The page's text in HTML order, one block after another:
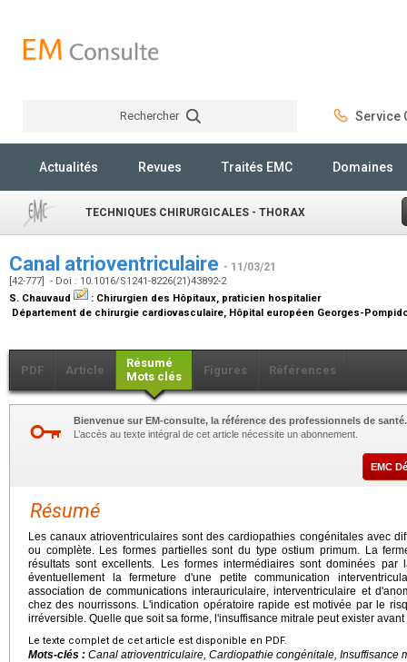
Rechercher Service
Actualités Revues Traités EMC Domaines
TECHNIQUES CHIRURGICALES - THORAX
Canal atrioventriculaire - 11/03/21
[42-777] - Doi : 10.1016/S1241-8226(21)43892-2
S. Chauvaud
: Chirurgien des Hôpitaux, praticien hospitalier
Département de chirurgie cardiovasculaire, Hôpital européen Georges-
PDF Article
Résumé
Mots clés
Figures Références
Bienvenue sur EM-consulte, la référence des professionnels de santé.
L’accès au texte intégral de cet article nécessite un abonnement.
EMC
Résumé
Les canaux atrioventriculaires sont des cardiopathies congénitales avec
ou complète. Les formes partielles sont du type ostium primum. La
résultats sont excellents. Les formes intermédiaires sont dominées
éventuellement la fermeture d'une petite communication
association de communications interauriculaire, interventriculaire et
chez des nourrissons. L'indication opératoire rapide est motivée par le
irréversible. Quelle que soit sa forme, l'insuffisance mitrale peut exister
Le texte complet de cet article est disponible en PDF.
Mots-clés : Canal atrioventriculaire, Cardiopathie congénitale, Insuffisance